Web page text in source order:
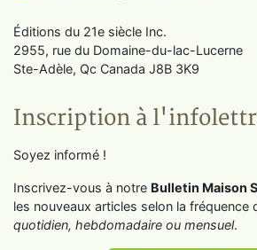
Éditions du 21e siècle Inc.
2955, rue du Domaine-du-lac-Lucerne
Ste-Adèle, Qc Canada J8B 3K9
Inscription à
Soyez informé !
Inscrivez-vous à notre Bulletin Maison
les nouveaux articles selon la fréquence
quotidien, hebdomadaire ou mensuel.